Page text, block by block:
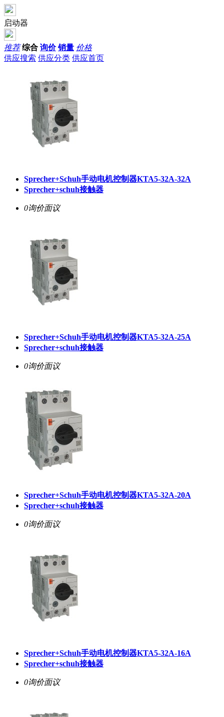
启动器
推荐 综合 询价 销量 价格
供应搜索 供应分类 供应首页
Sprecher+Schuh手动电机控制器KTA5-32A-32A
Sprecher+schuh接触器
0询价面议
Sprecher+Schuh手动电机控制器KTA5-32A-25A
Sprecher+schuh接触器
0询价面议
Sprecher+Schuh手动电机控制器KTA5-32A-20A
Sprecher+schuh接触器
0询价面议
Sprecher+Schuh手动电机控制器KTA5-32A-16A
Sprecher+schuh接触器
0询价面议